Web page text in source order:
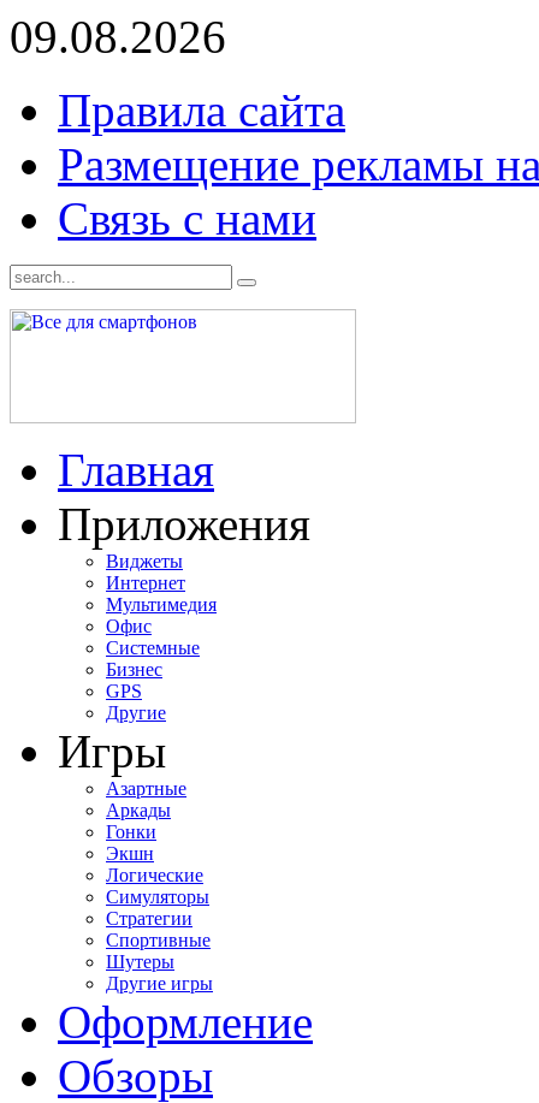
09.08.2026
Правила сайта
Размещение рекламы
Связь с нами
Главная
Приложения
Виджеты
Интернет
Мультимедия
Офис
Системные
Бизнес
GPS
Другие
Игры
Азартные
Аркады
Гонки
Экшн
Логические
Симуляторы
Стратегии
Спортивные
Шутеры
Другие игры
Оформление
Обзоры